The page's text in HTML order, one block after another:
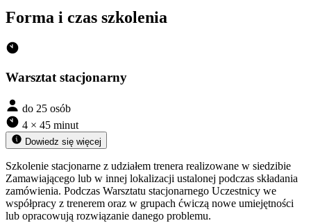
Forma i czas szkolenia
Warsztat stacjonarny
do 25 osób
4 × 45 minut
Dowiedz się więcej
Szkolenie stacjonarne z udziałem trenera realizowane w siedzibie
Zamawiającego lub w innej lokalizacji ustalonej podczas składania
zamówienia. Podczas Warsztatu stacjonarnego Uczestnicy we
współpracy z trenerem oraz w grupach ćwiczą nowe umiejętności
lub opracowują rozwiązanie danego problemu.